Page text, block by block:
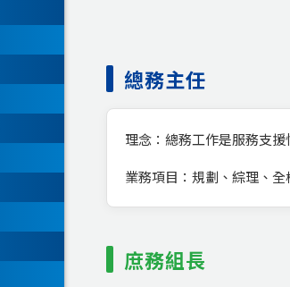
總務主任
理念：總務工作是服務支
業務項目：規劃、綜理、
庶務組長